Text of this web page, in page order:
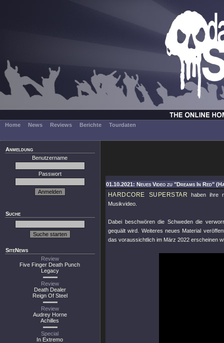
Home News Reviews Berichte Tourdaten
Anmeldung
Benutzername
Passwort
Suche
SiteNews
Review
Five Finger Death Punch
Legacy
Review
Death Dealer
Reign Of Steel
Review
Audrey Horne
Achilles
Special
In Extremo
01.10.2021: Neues Video zu "Dreams In Red"
HARDCORE SUPERSTAR haben ihre
Musikvideo.
Dabei beschwören die Schweden die
gequält wird. Weiteres neues Material
das voraussichtlich im März 2022 erscheinen